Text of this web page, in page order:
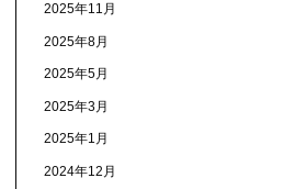
2025年11月
2025年8月
2025年5月
2025年3月
2025年1月
2024年12月